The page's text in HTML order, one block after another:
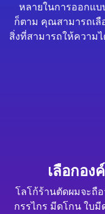
หลายในการออกแบ
ก็ตาม คุณสามารถเ
สิ่งที่สามารถให้ความ
เลือกอง
โลโก้ร้านตัดผมจะ
กรรไกร มีดโกน ใบมี